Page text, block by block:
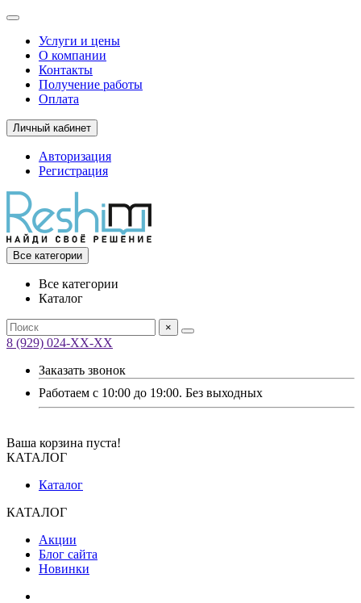
Услуги и цены
О компании
Контакты
Получение работы
Оплата
Личный кабинет
Авторизация
Регистрация
Все категории
Все категории
Каталог
×
8 (929) 024-ХХ-ХХ
Заказать звонок
Работаем с 10:00 до 19:00. Без выходных
Ваша корзина пуста!
КАТАЛОГ
Каталог
КАТАЛОГ
Акции
Блог сайта
Новинки